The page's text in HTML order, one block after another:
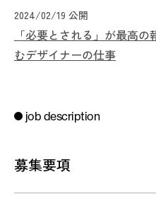
2024/02/19 公開
「必要とされる」が最高
むデザイナーの仕事
job description
募集要項